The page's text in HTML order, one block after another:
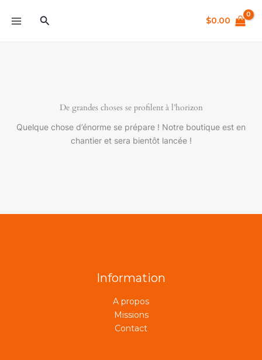
Rechercher $0.00
De grandes choses se profilent à l’horizon
Quelque chose d’énorme se prépare ! Notre boutique est en
chantier et sera bientôt lancée !
Information
A propos
Missions
Contact